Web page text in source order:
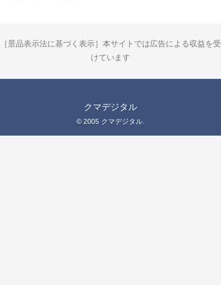
［景品表示法に基づく表示］本サイトでは広告による収益を受
けています
クマデジタル
© 2005 クマデジタル.